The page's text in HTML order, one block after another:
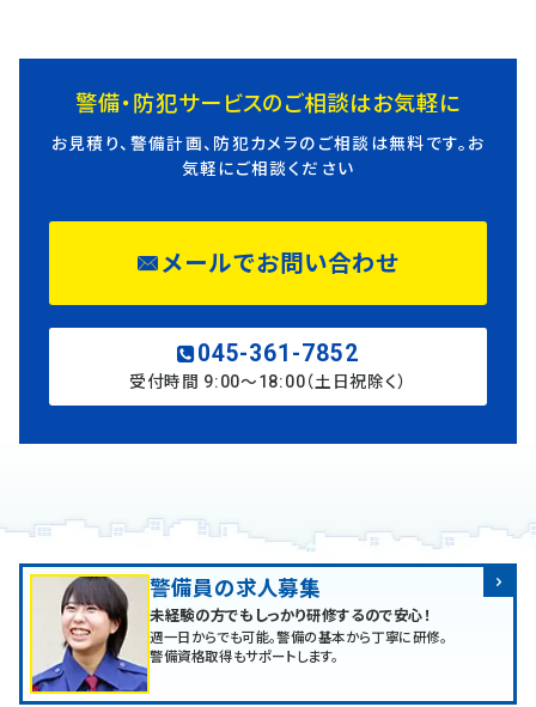
警備・防犯サービスのご相談はお気軽に
お見積り、警備計画、防犯カメラのご相談は無料です。お
気軽にご相談ください
メールでお問い合わせ
045-361-7852
受付時間 9:00〜18:00（土日祝除く）
警備員の求人募集
未経験の方でもしっかり研修するので安心！
週一日からでも可能。警備の基本から丁寧に研修。
警備資格取得もサポートします。